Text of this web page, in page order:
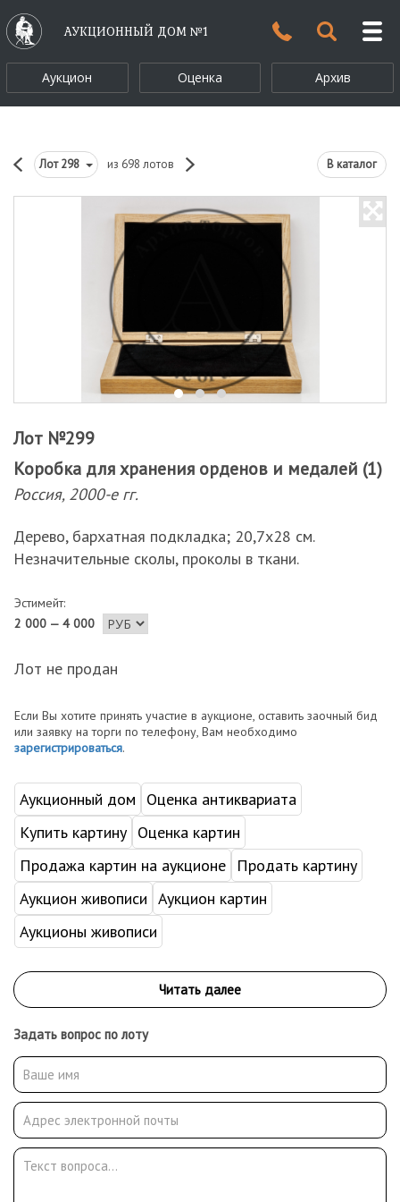
АУКЦИОННЫЙ ДОМ №1
Аукцион Оценка Архив
Лот298 из 698 лотов В каталог
Лот №299
Коробка для хранения орденов и медалей (1)
Россия, 2000-е гг.
Дерево, бархатная подкладка; 20,7х28 см.
Незначительные сколы, проколы в ткани.
Эстимейт:
2 000 — 4 000
Лот не продан
Если Вы хотите принять участие в аукционе, оставить заочный бид
или заявку на торги по телефону, Вам необходимо
зарегистрироваться.
Аукционный дом
Оценка антиквариата
Купить картину Оценка картин
Продажа картин на аукционе
Продать картину
Аукцион живописи Аукцион картин
Аукционы живописи
Задать вопрос по лоту